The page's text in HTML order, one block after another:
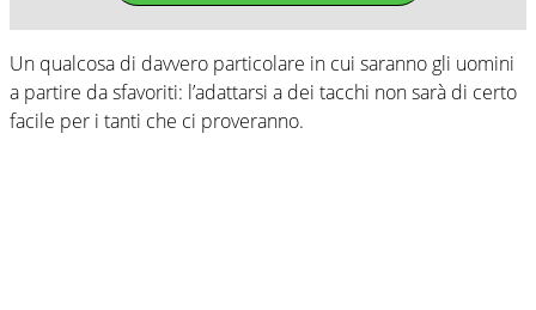
Un qualcosa di davvero particolare in cui saranno gli uomini
a partire da sfavoriti: l’adattarsi a dei tacchi non sarà di certo
facile per i tanti che ci proveranno.